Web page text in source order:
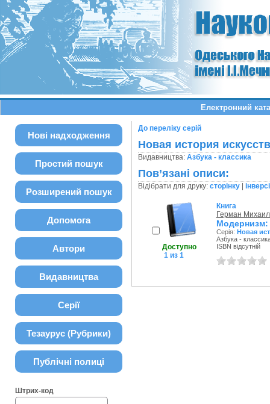
Електронний
Нові надходження
Простий пошук
Розширений пошук
Допомога
Автори
Видавництва
Серії
Тезаурус (Рубрики)
Публічні полиці
Штрих-код
До переліку серій
Новая история
Видавництва: Азбука - классика
Пов’язані описи:
Відібрати для друку: сторінку|
Доступно
1 из 1
Книга
Герман
Модернизм:
Серія: Новая
Азбука -
ISBN відсутній